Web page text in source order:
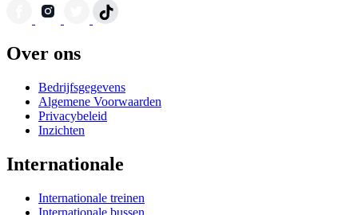
Over ons
Bedrijfsgegevens
Algemene Voorwaarden
Privacybeleid
Inzichten
Internationale
Internationale treinen
Internationale bussen